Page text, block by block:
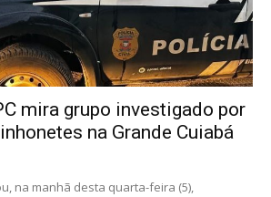
mira grupo investigado por
na Grande Cuiabá
na manhã desta quarta-feira (5),